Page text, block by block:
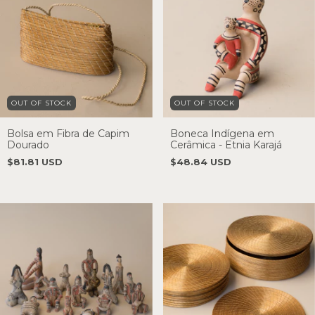
OUT OF STOCK
Bolsa em Fibra de Capim
Dourado
$81.81 USD
OUT OF STOCK
Boneca Indígena em
Cerâmica - Etnia Karajá
$48.84 USD